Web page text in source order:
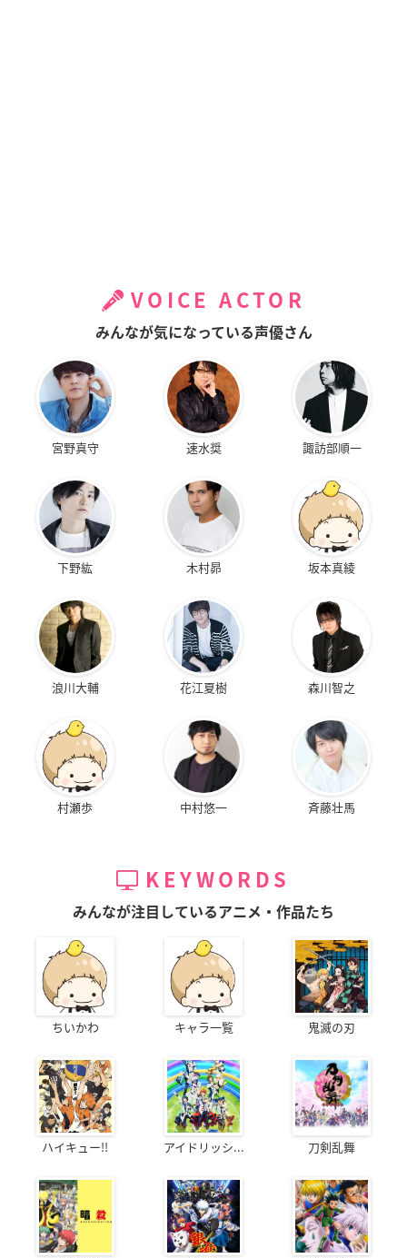
VOICE ACTOR
みんなが気になっている声優さん
宮野真守 速水奨 諏訪部順一
下野紘 木村昴 坂本真綾
浪川大輔 花江夏樹 森川智之
村瀬歩 中村悠一 斉藤壮馬
KEYWORDS
みんなが注目しているアニメ・作品たち
ちいかわ キャラ一覧 鬼滅の刃
ハイキュー!! アイドリッシ... 刀剣乱舞